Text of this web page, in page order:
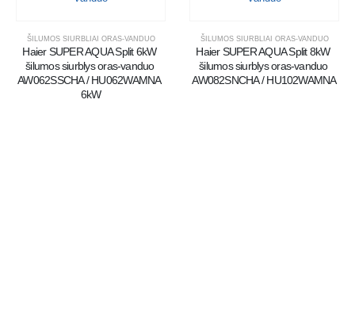
ŠILUMOS SIURBLIAI ORAS-VANDUO
Haier SUPER AQUA Split 6kW
šilumos siurblys oras-vanduo
AW062SSCHA / HU062WAMNA
6kW
ŠILUMOS SIURBLIAI ORAS-VANDUO
Haier SUPER AQUA Split 8kW
šilumos siurblys oras-vanduo
AW082SNCHA / HU102WAMNA